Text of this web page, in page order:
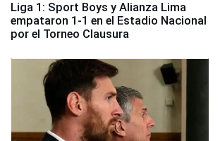
Liga 1: Sport Boys y Alianza Lima
empataron 1-1 en el Estadio Nacional
por el Torneo Clausura